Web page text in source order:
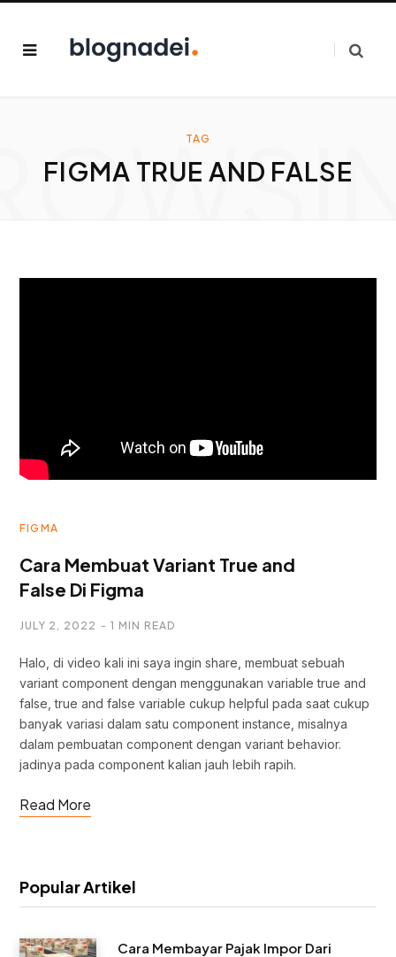
TAG
FIGMA TRUE AND FALSE
FIGMA
Cara Membuat Variant True and
False Di Figma
JULY 2, 2022 1 MIN READ
Halo, di video kali ini saya ingin share, membuat sebuah
variant component dengan menggunakan variable true and
false, true and false variable cukup helpful pada saat cukup
banyak variasi dalam satu component instance, misalnya
dalam pembuatan component dengan variant behavior.
jadinya pada component kalian jauh lebih rapih.
Read More
Popular Artikel
Cara Membayar Pajak Impor Dari